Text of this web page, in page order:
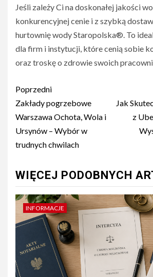
Jeśli zależy Ci na doskonałej jakości
konkurencyjnej cenie i z szybką
hurtownię wody Staropolska®. To
dla firm i instytucji, które cenią sobie
oraz troskę o zdrowie swoich
Nawigacja
wpisu
Poprzedni
Zakłady pogrzebowe
Warszawa Ochota, Wola i
Ursynów – Wybór w
trudnych chwilach
Jak
z
WIĘCEJ PODOBNYCH
INFORMACJE